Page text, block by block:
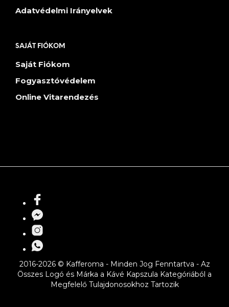
Adatvédelmi Irányelvek
SAJÁT FIÓKOM
Saját Fiókom
Fogyasztóvédelem
Online Vitarendezés
2016-2026 © Kafferoma - Minden Jog Fenntartva - Az
Összes Logó és Márka a Kávé Kapszula Kategóriából a
Megfelelő Tulajdonosokhoz Tartozik